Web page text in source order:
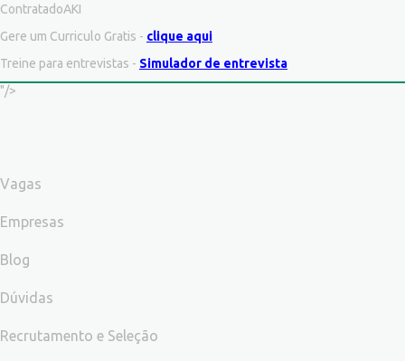
ContratadoAKI
Gere um Curriculo Gratis - clique aqui
Treine para entrevistas - Simulador de entrevista
"/>
Vagas
Empresas
Blog
Dúvidas
Recrutamento e Seleção